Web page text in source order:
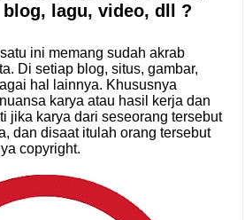
lagu, video, dll ?
ini memang sudah akrab
Di setiap blog, situs, gambar,
hal lainnya. Khususnya
karya atau hasil kerja dan
jika karya dari seseorang tersebut
dan disaat itulah orang tersebut
copyright.